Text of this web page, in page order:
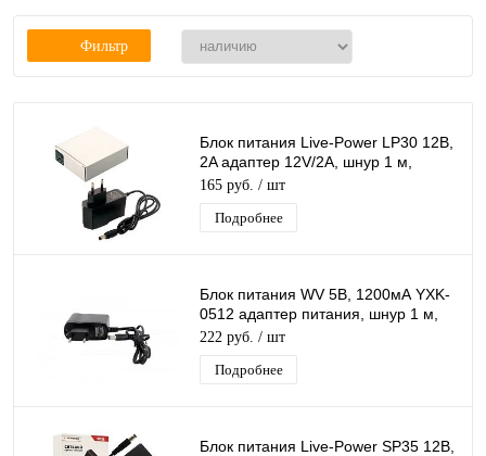
Фильтр
Блок питания Live-Power LP30 12В,
2A адаптер 12V/2A, шнур 1 м,
штекер 5.5*2,5 мм
165 руб. / шт
Подробнее
Блок питания WV 5В, 1200мА YXK-
0512 адаптер питания, шнур 1 м,
штекер 5,5*2.5 мм
222 руб. / шт
Подробнее
Блок питания Live-Power SP35 12В,